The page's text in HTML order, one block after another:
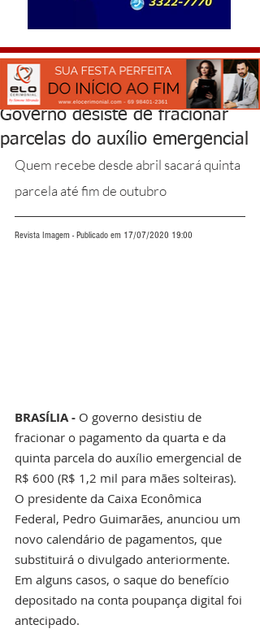
Governo desiste de fracionar
parcelas do auxílio emergencial
Quem recebe desde abril sacará quinta
parcela até fim de outubro
Revista Imagem - Publicado em 17/07/2020 19:00
BRASÍLIA - O governo desistiu de
fracionar o pagamento da quarta e da
quinta parcela do auxílio emergencial de
R$ 600 (R$ 1,2 mil para mães solteiras).
O presidente da Caixa Econômica
Federal, Pedro Guimarães, anunciou um
novo calendário de pagamentos, que
substituirá o divulgado anteriormente.
Em alguns casos, o saque do benefício
depositado na conta poupança digital foi
antecipado.